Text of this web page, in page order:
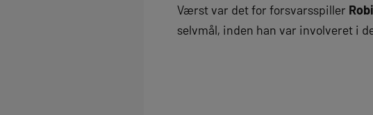
Værst var det for forsvarsspiller
selvmål, inden han var involveret i